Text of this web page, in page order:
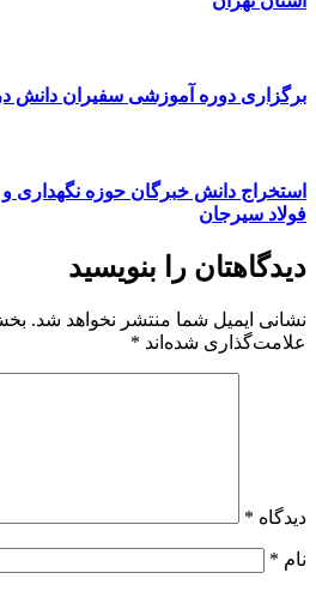
برگزاری دوره آموزشی سفیران دانش
استخراج دانش خبرگان حوزه
فولاد سیرجان
دیدگاهتان را بنویسید
نشانی ایمیل شما منتشر نخواهد شد.
علامت‌گذاری شده‌اند *
دیدگاه *
نام *